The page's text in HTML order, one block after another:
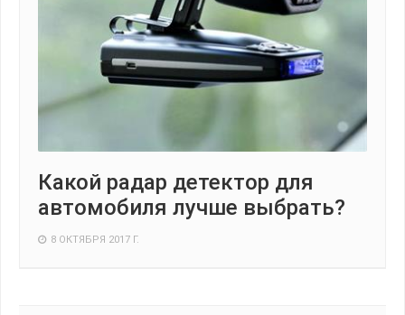
Какой радар детектор для
автомобиля лучше выбрать?
8 ОКТЯБРЯ 2017 Г.